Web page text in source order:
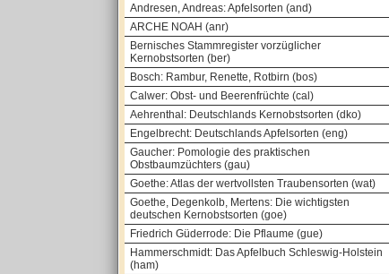
Andresen, Andreas: Apfelsorten (and)
ARCHE NOAH (anr)
Bernisches Stammregister vorzüglicher
Kernobstsorten (ber)
Bosch: Rambur, Renette, Rotbirn (bos)
Calwer: Obst- und Beerenfrüchte (cal)
Aehrenthal: Deutschlands Kernobstsorten (dko)
Engelbrecht: Deutschlands Apfelsorten (eng)
Gaucher: Pomologie des praktischen
Obstbaumzüchters (gau)
Goethe: Atlas der wertvollsten Traubensorten (wat)
Goethe, Degenkolb, Mertens: Die wichtigsten
deutschen Kernobstsorten (goe)
Friedrich Güderrode: Die Pflaume (gue)
Hammerschmidt: Das Apfelbuch Schleswig-Holstein
(ham)